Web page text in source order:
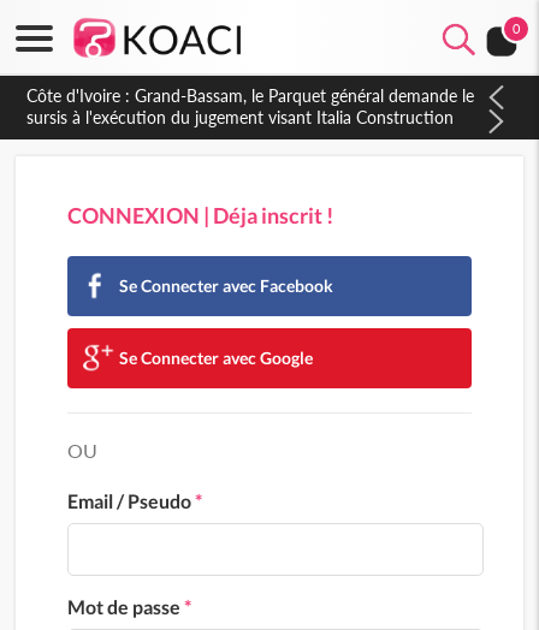
0
Côte d'Ivoire : Grand-Bassam, le Parquet général demande le
sursis à l'exécution du jugement visant Italia Construction
CONNEXION | Déja inscrit !
Se Connecter avec Facebook
Se Connecter avec Google
OU
Email / Pseudo*
Mot de passe *